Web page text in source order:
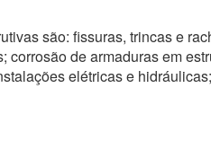
são: fissuras, trincas e
de armaduras em
elétricas e